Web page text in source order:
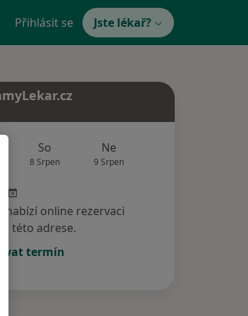
Přihlásit se Jste lékař?
So
8 Srpen
Ne
9 Srpen
online rezervaci
této adrese.
termín